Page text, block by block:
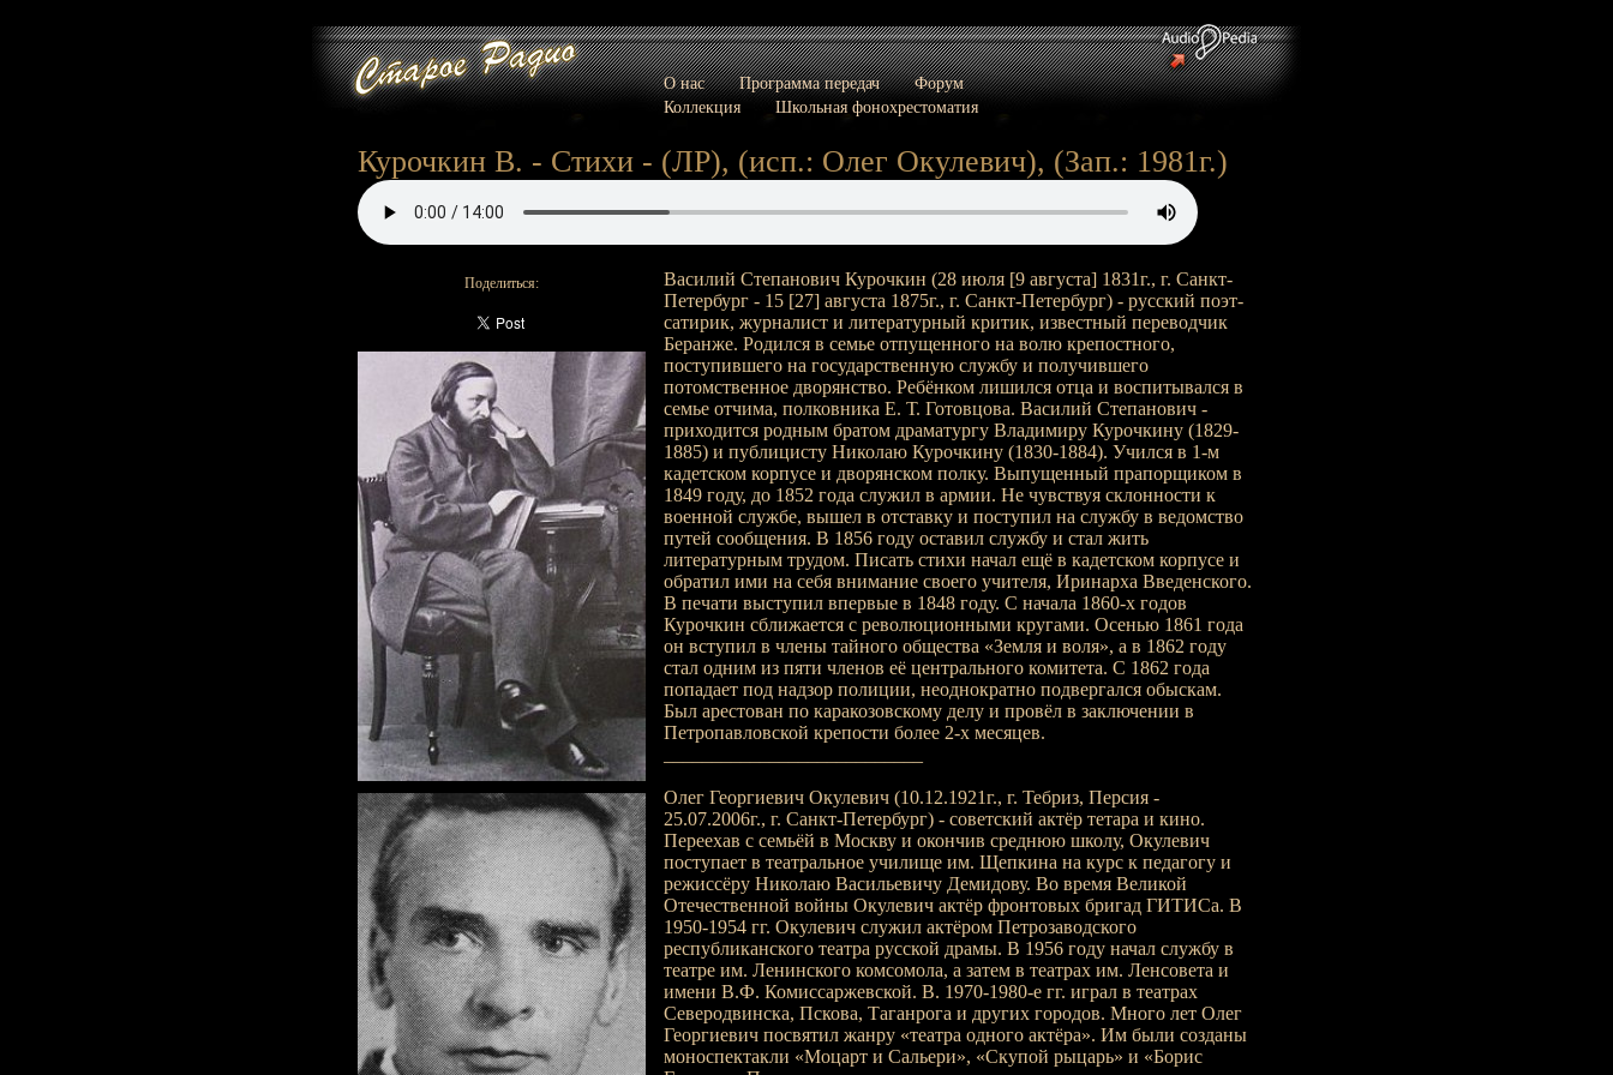
О нас Программа передач
Форум
Коллекция
Школьная фонохрестоматия
Курочкин В. - Стихи - (ЛР), (исп.: Олег Окулевич), (Зап.: 1981г.)
Поделиться:
Василий Степанович Курочкин (28 июля [9 августа] 1831г., г. Санкт-
Петербург - 15 [27] августа 1875г., г. Санкт-Петербург) - русский поэт-
сатирик, журналист и литературный критик, известный переводчик
Беранже. Родился в семье отпущенного на волю крепостного,
поступившего на государственную службу и получившего
потомственное дворянство. Ребёнком лишился отца и воспитывался в
семье отчима, полковника Е. Т. Готовцова. Василий Степанович -
приходится родным братом драматургу Владимиру Курочкину (1829-
1885) и публицисту Николаю Курочкину (1830-1884). Учился в 1-м
кадетском корпусе и дворянском полку. Выпущенный прапорщиком в
1849 году, до 1852 года служил в армии. Не чувствуя склонности к
военной службе, вышел в отставку и поступил на службу в ведомство
путей сообщения. В 1856 году оставил службу и стал жить
литературным трудом. Писать стихи начал ещё в кадетском корпусе и
обратил ими на себя внимание своего учителя, Иринарха Введенского.
В печати выступил впервые в 1848 году. С начала 1860-х годов
Курочкин сближается с революционными кругами. Осенью 1861 года
он вступил в члены тайного общества «Земля и воля», а в 1862 году
стал одним из пяти членов её центрального комитета. С 1862 года
попадает под надзор полиции, неоднократно подвергался обыскам.
Был арестован по каракозовскому делу и провёл в заключении в
Петропавловской крепости более 2-х месяцев.
Олег Георгиевич Окулевич (10.12.1921г., г. Тебриз, Персия -
25.07.2006г., г. Санкт-Петербург) - советский актёр тетара и кино.
Переехав с семьёй в Москву и окончив среднюю школу, Окулевич
поступает в театральное училище им. Щепкина на курс к педагогу и
режиссёру Николаю Васильевичу Демидову. Во время Великой
Отечественной войны Окулевич актёр фронтовых бригад ГИТИСа. В
1950-1954 гг. Окулевич служил актёром Петрозаводского
республиканского театра русской драмы. В 1956 году начал службу в
театре им. Ленинского комсомола, а затем в театрах им. Ленсовета и
имени В.Ф. Комиссаржевской. В. 1970-1980-е гг. играл в театрах
Северодвинска, Пскова, Таганрога и других городов. Много лет Олег
Георгиевич посвятил жанру «театра одного актёра». Им были созданы
моноспектакли «Моцарт и Сальери», «Скупой рыцарь» и «Борис